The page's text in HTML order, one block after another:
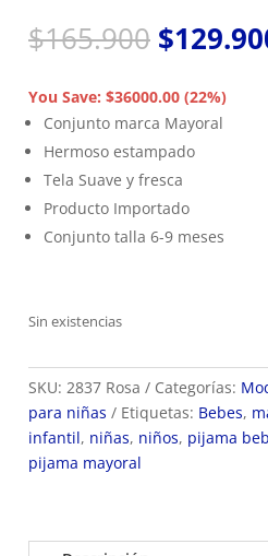
$165.900 El
precio
original
era:
$165.900.
$
You Save: $36000.00 (22%)
Conjunto marca Mayoral
Hermoso estampado
Tela Suave y fresca
Producto Importado
Conjunto talla 6-9 meses
Sin existencias
SKU: 2837 Rosa Categorías:
para niñas
Etiquetas: Bebes,
infantil, niñas, niños, pijama
pijama mayoral